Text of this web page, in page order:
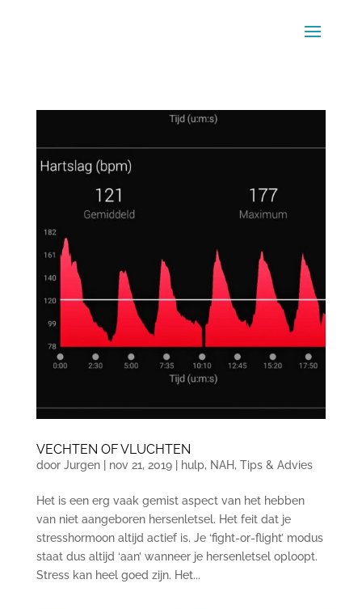
VECHTEN OF VLUCHTEN
door Jurgen| nov 21, 2019| hulp, NAH, Tips & Advies
Het is een erg vaak gemist aspect van het hebben
van niet aangeboren hersenletsel. Het feit dat je
stresshormoon altijd actief is. Je ‘fight-or-flight’ modus
staat dus altijd ‘aan’ wanneer je hersenletsel oploopt.
Stress kan heel goed zijn. Het...